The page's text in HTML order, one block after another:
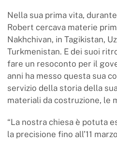
Nella sua prima vita,
Robert cercava materie
Nakhchivan, in Tagikistan,
Turkmenistan. E dei suoi
fare un resoconto per il
anni ha messo questa sua
servizio della storia della
materiali da costruzione, le
“La nostra chiesa è potuta
la precisione fino all’11